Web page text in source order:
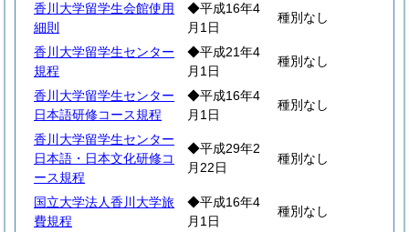
香川大学留学生会館使用
細則
◆平成16年4
月1日
種別なし
香川大学留学生センター
規程
◆平成21年4
月1日
種別なし
香川大学留学生センター
日本語研修コース規程
◆平成16年4
月1日
種別なし
香川大学留学生センター
日本語・日本文化研修コ
ース規程
◆平成29年2
月22日
種別なし
国立大学法人香川大学旅
費規程
◆平成16年4
月1日
種別なし